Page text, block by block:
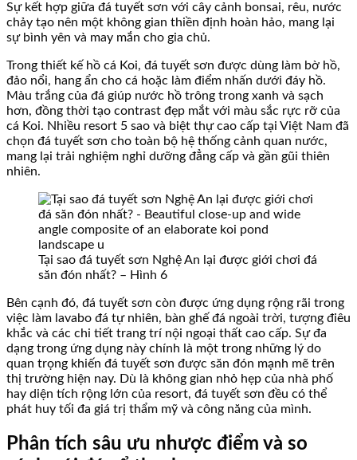
Sự kết hợp giữa đá tuyết sơn với cây cảnh bonsai, rêu, nước
chảy tạo nên một không gian thiền định hoàn hảo, mang lại
sự bình yên và may mắn cho gia chủ.
Trong thiết kế hồ cá Koi, đá tuyết sơn được dùng làm bờ hồ,
đảo nổi, hang ẩn cho cá hoặc làm điểm nhấn dưới đáy hồ.
Màu trắng của đá giúp nước hồ trông trong xanh và sạch
hơn, đồng thời tạo contrast đẹp mắt với màu sắc rực rỡ của
cá Koi. Nhiều resort 5 sao và biệt thự cao cấp tại Việt Nam đã
chọn đá tuyết sơn cho toàn bộ hệ thống cảnh quan nước,
mang lại trải nghiệm nghỉ dưỡng đẳng cấp và gần gũi thiên
nhiên.
Tại sao đá tuyết sơn Nghệ An lại được giới chơi đá
săn đón nhất? – Hình 6
Bên cạnh đó, đá tuyết sơn còn được ứng dụng rộng rãi trong
việc làm lavabo đá tự nhiên, bàn ghế đá ngoài trời, tượng điêu
khắc và các chi tiết trang trí nội ngoại thất cao cấp. Sự đa
dạng trong ứng dụng này chính là một trong những lý do
quan trọng khiến đá tuyết sơn được săn đón mạnh mẽ trên
thị trường hiện nay. Dù là không gian nhỏ hẹp của nhà phố
hay diện tích rộng lớn của resort, đá tuyết sơn đều có thể
phát huy tối đa giá trị thẩm mỹ và công năng của mình.
Phân tích sâu ưu nhược điểm và so